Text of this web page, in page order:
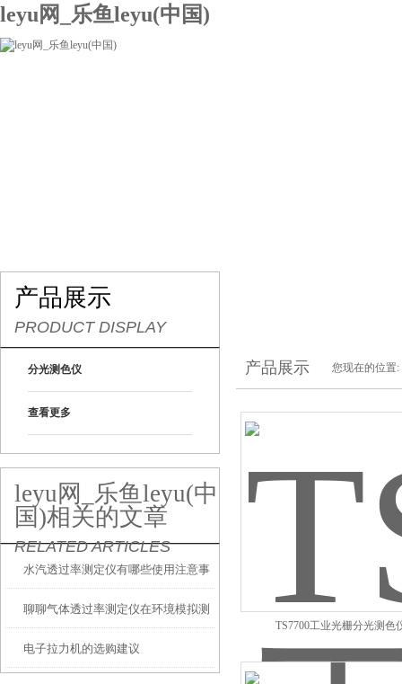
leyu网_乐鱼leyu(中国)
产品展示
PRODUCT DISPLAY
分光测色仪
查看更多
leyu网_乐鱼leyu(中
国)相关的文章
RELATED ARTICLES
水汽透过率测定仪有哪些使用注意事
项
聊聊气体透过率测定仪在环境模拟测
试中的应用
电子拉力机的选购建议
产品展示 您现在的位置:
TS7700工业光栅分光测色